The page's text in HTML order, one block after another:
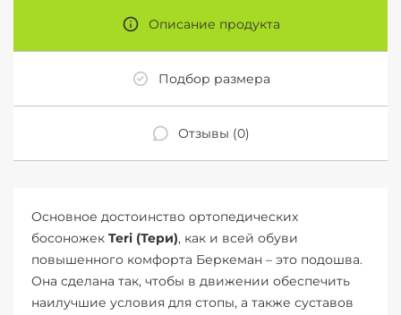
Описание продукта
Подбор размера
Отзывы (0)
Основное достоинство ортопедических
босоножек Teri (Тери), как и всей обуви
повышенного комфорта Беркеман – это подошва.
Она сделана так, чтобы в движении обеспечить
наилучшие условия для стопы, а также суставов